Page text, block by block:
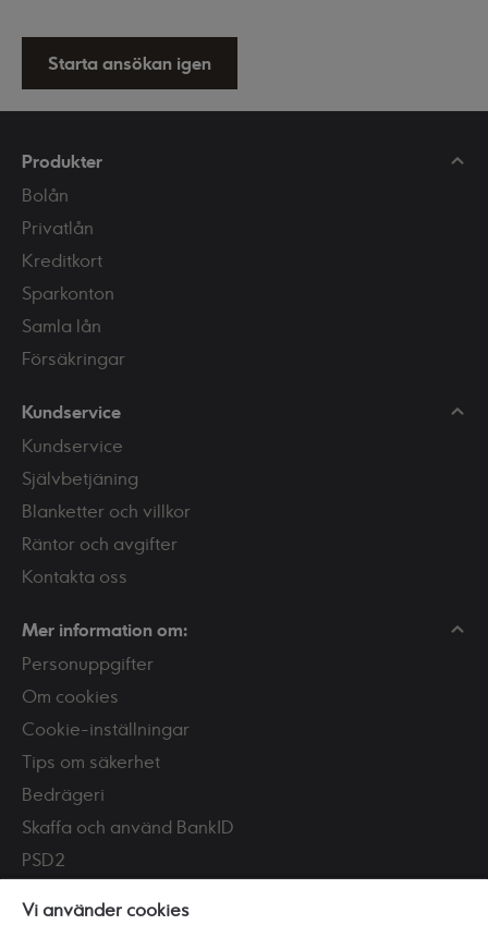
Starta ansökan igen
Produkter
Bolån
Privatlån
Kreditkort
Sparkonton
Samla lån
Försäkringar
Kundservice
Kundservice
Självbetjäning
Blanketter och villkor
Räntor och avgifter
Kontakta oss
Mer information om:
Personuppgifter
Om cookies
Cookie-inställningar
Tips om säkerhet
Bedrägeri
Skaffa och använd BankID
PSD2
Vi använder cookies